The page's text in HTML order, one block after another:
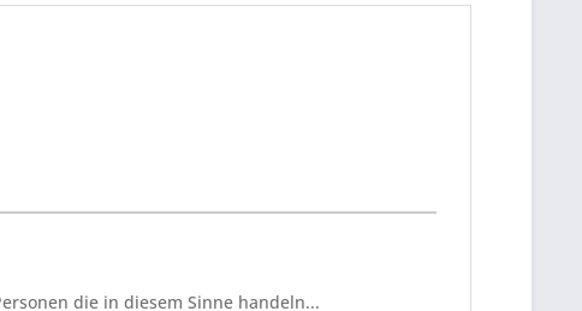
die in diesem Sinne handeln...